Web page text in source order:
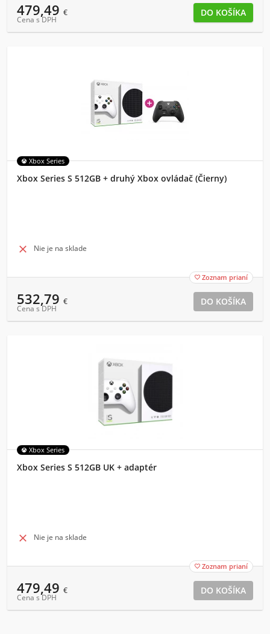
479,49 €
Cena s DPH
Xbox Series
Xbox Series S 512GB + druhý Xbox ovládač (Čierny)
 Nie je na sklade
 Zoznam prianí
532,79 €
Cena s DPH
Xbox Series
Xbox Series S 512GB UK + adaptér
 Nie je na sklade
 Zoznam prianí
479,49 €
Cena s DPH